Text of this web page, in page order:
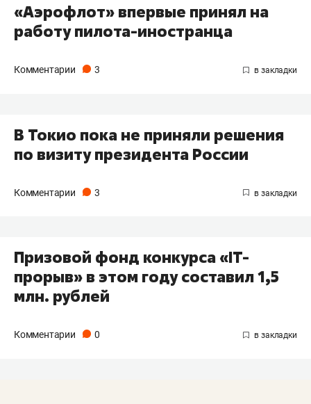
«Аэрофлот» впервые принял на
работу пилота-иностранца
Комментарии 3
В Токио пока не приняли решения
по визиту президента России
Комментарии 3
Призовой фонд конкурса «IT-
прорыв» в этом году составил 1,5
млн. рублей
Комментарии 0